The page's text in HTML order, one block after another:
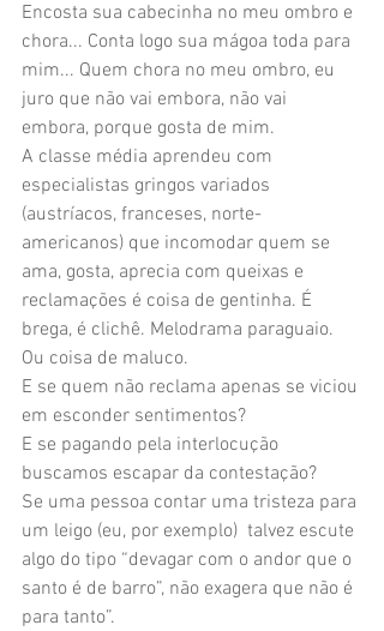
Encosta sua cabecinha no meu ombro e
chora... Conta logo sua mágoa toda para
mim... Quem chora no meu ombro, eu
juro que não vai embora, não vai
embora, porque gosta de mim.
A classe média aprendeu com
especialistas gringos variados
(austríacos, franceses, norte-
americanos) que incomodar quem se
ama, gosta, aprecia com queixas e
reclamações é coisa de gentinha. É
brega, é clichê. Melodrama paraguaio.
Ou coisa de maluco.
E se quem não reclama apenas se viciou
em esconder sentimentos?
E se pagando pela interlocução
buscamos escapar da contestação?
Se uma pessoa contar uma tristeza para
um leigo (eu, por exemplo)  talvez escute
algo do tipo “devagar com o andor que o
santo é de barro”, não exagera que não é
para tanto”.